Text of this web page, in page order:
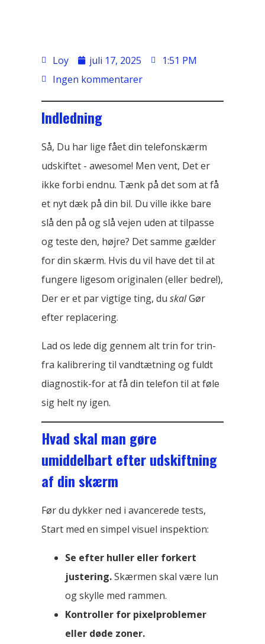
Loy juli 17, 2025
1:51 PM
Ingen kommentarer
Indledning
Så, Du har lige fået din telefonskærm
udskiftet - awesome! Men vent, Det er
ikke forbi endnu. Tænk på det som at få
et nyt dæk på din bil. Du ville ikke bare
slå den på og slå vejen uden at tilpasse
og teste den, højre? Det samme gælder
for din skærm. Hvis du vil have det til at
fungere ligesom originalen (eller bedre!),
Der er et par vigtige ting, du skalGør
efter replacering.
Lad os lede dig gennem alt trin for trin-
fra kalibrering til vandtætning og fuldt
diagnostik-for at få din telefon til at føle
sig helt ny igen.
Hvad skal man gøre
umiddelbart efter udskiftning
af din skærm
Før du dykker ned i avancerede tests,
Start med en simpel visuel inspektion:
Se efter huller eller forkert
justering.Skærmen skal være lun
og skylle med rammen.
Kontroller for pixelproblemer
eller døde zoner.